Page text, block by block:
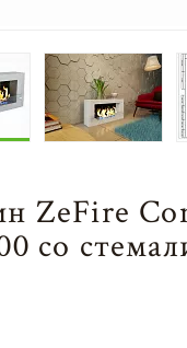
ZeFire
со